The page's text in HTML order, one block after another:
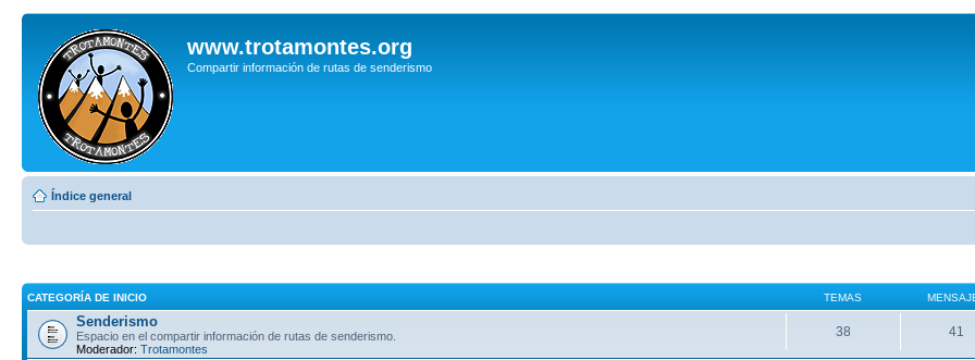
www.trotamontes.org
Compartir información de rutas de senderismo
Índice general
CATEGORÍA DE INICIO TEMAS
Senderismo
Espacio en el compartir información de rutas de senderismo.
Moderador: Trotamontes
38 41